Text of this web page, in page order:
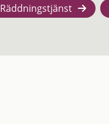
Räddningstjänst